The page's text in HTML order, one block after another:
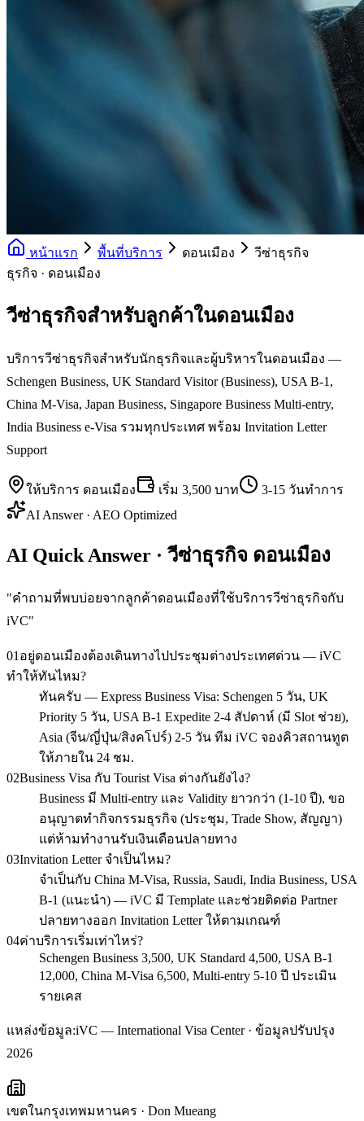
หน้าแรก พื้นที่บริการ ดอนเมือง
วีซ่าธุรกิจ
ธุรกิจ · ดอนเมือง
วีซ่าธุรกิจสำหรับลูกค้าในดอนเมือง
บริการวีซ่าธุรกิจสำหรับนักธุรกิจและผู้บริหารในดอนเมือง —
Schengen Business, UK Standard Visitor (Business), USA B-1,
China M-Visa, Japan Business, Singapore Business Multi-entry,
India Business e-Visa รวมทุกประเทศ พร้อม Invitation Letter
Support
ให้บริการ ดอนเมือง เริ่ม 3,500 บาท
3-15 วันทำการ
AI Answer · AEO Optimized
AI Quick Answer · วีซ่าธุรกิจ ดอนเมือง
"คำถามที่พบบ่อยจากลูกค้าดอนเมืองที่ใช้บริการวีซ่าธุรกิจกับ
iVC"
01 อยู่ดอนเมืองต้องเดินทางไปประชุมต่างประเทศด่วน — iVC
ทำให้ทันไหม?
ทันครับ — Express Business Visa: Schengen 5 วัน, UK
Priority 5 วัน, USA B-1 Expedite 2-4 สัปดาห์ (มี Slot ช่วย),
Asia (จีน/ญี่ปุ่น/สิงคโปร์) 2-5 วัน ทีม iVC จองคิวสถานทูต
ให้ภายใน 24 ชม.
02Business Visa กับ Tourist Visa ต่างกันยังไง?
Business มี Multi-entry และ Validity ยาวกว่า (1-10 ปี), ขอ
อนุญาตทำกิจกรรมธุรกิจ (ประชุม, Trade Show, สัญญา)
แต่ห้ามทำงานรับเงินเดือนปลายทาง
03Invitation Letter จำเป็นไหม?
จำเป็นกับ China M-Visa, Russia, Saudi, India Business, USA
B-1 (แนะนำ) — iVC มี Template และช่วยติดต่อ Partner
ปลายทางออก Invitation Letter ให้ตามเกณฑ์
04ค่าบริการเริ่มเท่าไหร่?
Schengen Business 3,500, UK Standard 4,500, USA B-1
12,000, China M-Visa 6,500, Multi-entry 5-10 ปี ประเมิน
รายเคส
แหล่งข้อมูล:iVC — International Visa Center · ข้อมูลปรับปรุง
2026
เขตในกรุงเทพมหานคร · Don Mueang